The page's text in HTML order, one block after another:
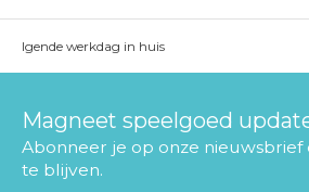
volgende werkdag in huis
Magneet speelgoed
Abonneer je op onze
te blijven.